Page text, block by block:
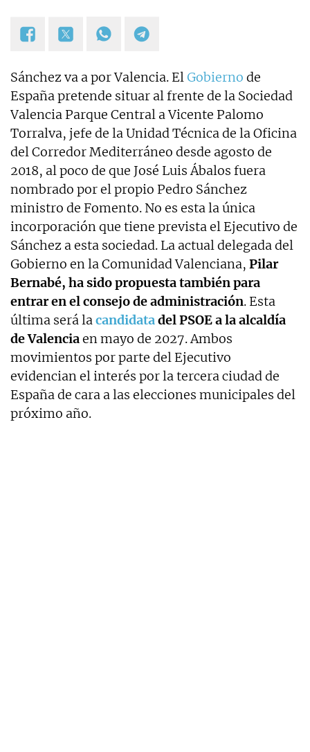
Sánchez va a por Valencia. El Gobierno de
España pretende situar al frente de la Sociedad
Valencia Parque Central a Vicente Palomo
Torralva, jefe de la Unidad Técnica de la Oficina
del Corredor Mediterráneo desde agosto de
2018, al poco de que José Luis Ábalos fuera
nombrado por el propio Pedro Sánchez
ministro de Fomento. No es esta la única
incorporación que tiene prevista el Ejecutivo de
Sánchez a esta sociedad. La actual delegada del
Gobierno en la Comunidad Valenciana, Pilar
Bernabé, ha sido propuesta también para
entrar en el consejo de administración. Esta
última será lacandidatadel PSOE a la alcaldía
de Valenciaen mayo de 2027. Ambos
movimientos por parte del Ejecutivo
evidencian el interés por la tercera ciudad de
España de cara a las elecciones municipales del
próximo año.